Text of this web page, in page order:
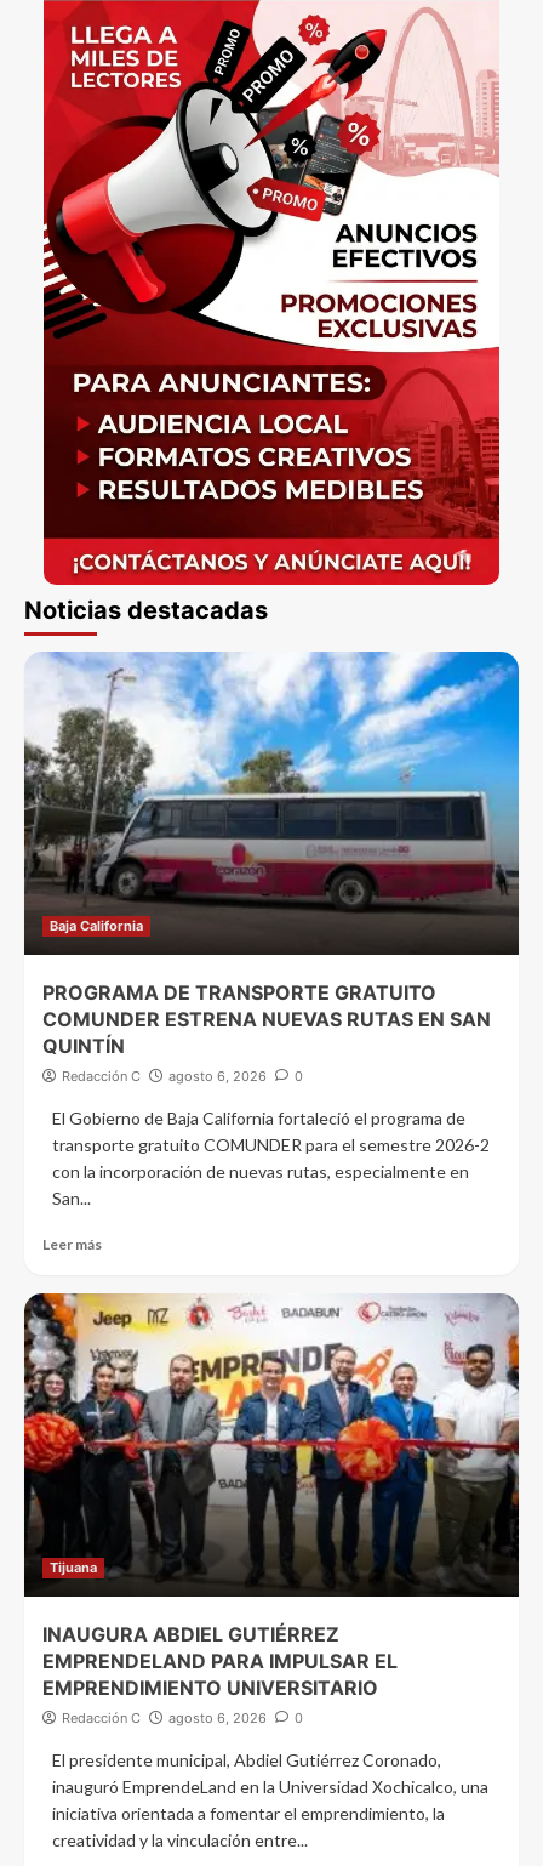
Noticias destacadas
Baja California
PROGRAMA DE TRANSPORTE GRATUITO
COMUNDER ESTRENA NUEVAS RUTAS EN SAN
QUINTÍN
Redacción C agosto 6, 2026 0
El Gobierno de Baja California fortaleció el programa de
transporte gratuito COMUNDER para el semestre 2026-2
con la incorporación de nuevas rutas, especialmente en
San...
Leer más
Tijuana
INAUGURA ABDIEL GUTIÉRREZ
EMPRENDELAND PARA IMPULSAR EL
EMPRENDIMIENTO UNIVERSITARIO
Redacción C agosto 6, 2026 0
El presidente municipal, Abdiel Gutiérrez Coronado,
inauguró EmprendeLand en la Universidad Xochicalco, una
iniciativa orientada a fomentar el emprendimiento, la
creatividad y la vinculación entre...